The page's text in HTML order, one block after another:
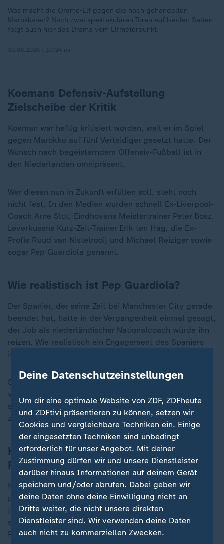
Was macht die Oranje-Elf gegen die hoch gehandelten
Marokkaner? Nach zwei spektakulären Toren auf beiden Seiten
folgt auch hier das Drama vom Elfmeterpunkt.
Koemans Defensiv-Aufstellung
Zielscheibe der Kritik
Koeman war heftig kritisiert worden, weil er im Spiel
gegen Marokko auf fünf Verteidiger gesetzt hatte. Der
Wunsch nach begeisterndem Offensiv-Fußball ist in
den Niederlanden omnipräsent.
Wer diesen nun in Zukunft erfüllen soll, steht noch
nicht fest. In den Medien wurden schnell Ex-Liverpool-
Coach Arne Slot, Eindhovens Meistertrainer Peter Bosz,
Leverkusens Kurz-Zeit-Trainer Erik ten Hag, die Ex-
Profis Ruud van Nistelrooij und Michael Reiziger sowie
sogar Pep Guardiola genannt.
Wie realistisch ist Pep Guardiola?
Der Spanier, der seine Zeit bei Manchester City gerade
beendet hat, hatte in der Vergangenheit einmal gesagt,
der Job als niederländischer Nationalcoach würde ihn
reizen. Wie realistisch ein Engagement des Spaniers
ist, ist schwer einzuschätzen.
Sollte sich Guardiola einen Job als Nationalcoach
vorstellen können, wäre der frühere Bayern-Trainer
sicher auch für den DFB interessant - sollte dieser sich
zu einer Trennung von Nagelsmann entscheiden.
Koeman auch mit privatem Grund für
Rücktritt
Neben dem Sportlichen hat Koeman auch einen
privaten Grund für seinen Rücktritt angeführt. "Wenn
jemand, den man von ganzem Herzen liebt, einen
schweren Kampf ausfechtet, verändert sich die eigene
Perspektive. Meine Frau Bartina hat mich trotz ihrer
Deine Datenschutzeinstellungen
Um dir eine optimale Website von ZDF, ZDFheute
und ZDFtivi präsentieren zu können, setzen wir
Cookies und vergleichbare Techniken ein. Einige
der eingesetzten Techniken sind unbedingt
erforderlich für unser Angebot. Mit deiner
Zustimmung dürfen wir und unsere Dienstleister
darüber hinaus Informationen auf deinem Gerät
speichern und/oder abrufen. Dabei geben wir
deine Daten ohne deine Einwilligung nicht an
Dritte weiter, die nicht unsere direkten
Dienstleister sind. Wir verwenden deine Daten
auch nicht zu kommerziellen Zwecken.